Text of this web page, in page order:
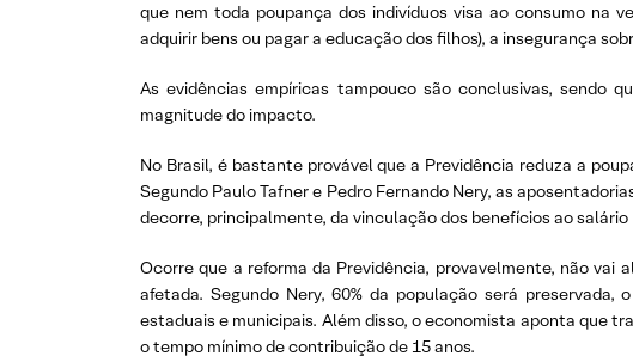
que nem toda poupança dos indivíduos visa ao consumo na
adquirir bens ou pagar a educação dos filhos), a insegurança
As evidências empíricas tampouco são conclusivas, sendo
magnitude do impacto.
No Brasil, é bastante provável que a Previdência reduza a
Segundo Paulo Tafner e Pedro Fernando Nery, as
decorre, principalmente, da vinculação dos benefícios ao
Ocorre que a reforma da Previdência, provavelmente, não vai
afetada. Segundo Nery, 60% da população será
estaduais e municipais. Além disso, o economista aponta que
o tempo mínimo de contribuição de 15 anos.